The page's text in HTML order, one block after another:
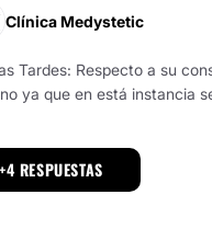
Clínica Medystetic
Tardes: Respecto a su
ya que en está instancia
+4 RESPUESTAS